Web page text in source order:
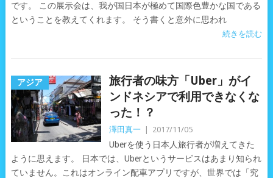
です。 この展示会は、我が国日本が極めて国際色豊かな国である
ということを教えてくれます。 そう書くと意外に思われ
続きを読む
アジア
旅行者の味方「Uber」がイ
ンドネシアで利用できなくな
った！？
澤田真一 2017/11/05
Uberを使う日本人旅行者が増えてきた
ように思えます。 日本では、Uberというサービスはあまり知られ
ていません。これはオンライン配車アプリですが、世界では「究